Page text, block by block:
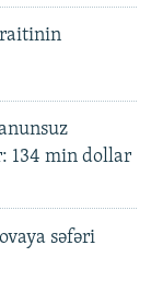
134 min dollar
səfəri